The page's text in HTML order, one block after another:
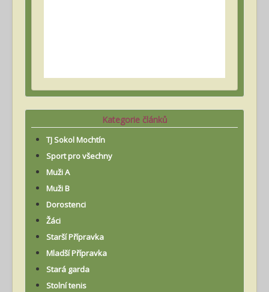
Kategorie článků
TJ Sokol Mochtín
Sport pro všechny
Muži A
Muži B
Dorostenci
Žáci
Starší Přípravka
Mladší Přípravka
Stará garda
Stolní tenis